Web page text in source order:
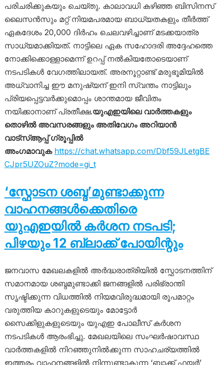
പരിചരിക്കുകയും ചെയ്തു. കാലാവധി കഴിഞ്ഞ ബിസിനസ്
ലൈസൻസും മറ്റ് നിയമപരമായ ബാധ്യതകളും തീർത്ത്
ഏകദേശം 20,000 ദിർഹം ചെലവഴിച്ചാണ് മടക്കയാത്ര
സാധ്യമാക്കിയത്. നാട്ടിലെ ഏക സഹോദരി അദ്ദേഹത്തെ
നോക്കിക്കൊള്ളാമെന്ന് ഉറപ്പ് നൽകിയതോടെയാണ്
നടപടികൾ വേഗത്തിലായത്. അരനൂറ്റാണ്ട് മരുഭൂമിയിൽ
അധ്വാനിച്ച ഈ മനുഷ്യന് ഇനി സ്വന്തം നാട്ടിലും
പ്രിയപ്പെട്ടവർക്കുമൊപ്പം ശാന്തമായ ജീവിതം
നയിക്കാനാണ് പ്രതീക്ഷ.യുഎഇയിലെ വാർത്തകളും
തൊഴിൽ അവസരങ്ങളും അതിവേഗം അറിയാൻ
വാട്സ്ആപ്പ് ഗ്രൂപ്പിൽ
അംഗമാവുക https://chat.whatsapp.com/Dbf59JLetgBE
CJpr5UZOuZ?mode=gi_t
‘സ്ഫോടന ശബ്ദ’മുണ്ടാക്കുന്ന
വാഹനങ്ങൾക്കെതിരെ
യുഎഇയിൽ കർശന നടപടി;
പിഴയും 12 ബ്ലാക്ക് പോയിന്റും
ജനവാസ മേഖലകളിൽ അർദ്ധരാത്രിയിൽ സ്ഫോടനത്തിന്
സമാനമായ ശബ്ദമുണ്ടാക്കി ജനങ്ങളിൽ പരിഭ്രാന്തി
സൃഷ്ടിക്കുന്ന വിധത്തിൽ നിയമവിരുദ്ധമായി രൂപമാറ്റം
വരുത്തിയ കാറുകളുടെയും മോട്ടോർ
സൈക്കിളുകളുടെയും യുഎഇ പോലീസ് കർശന
നടപടികൾ ആരംഭിച്ചു. മേഖലയിലെ സംഘർഷാവസ്ഥ
വാർത്തകളിൽ നിറഞ്ഞുനിൽക്കുന്ന സാഹചര്യത്തിൽ
ഇത്തരം വാഹനങ്ങളിൽ നിന്നുണ്ടാകുന്ന ‘ബാക്ക് ഫയർ’